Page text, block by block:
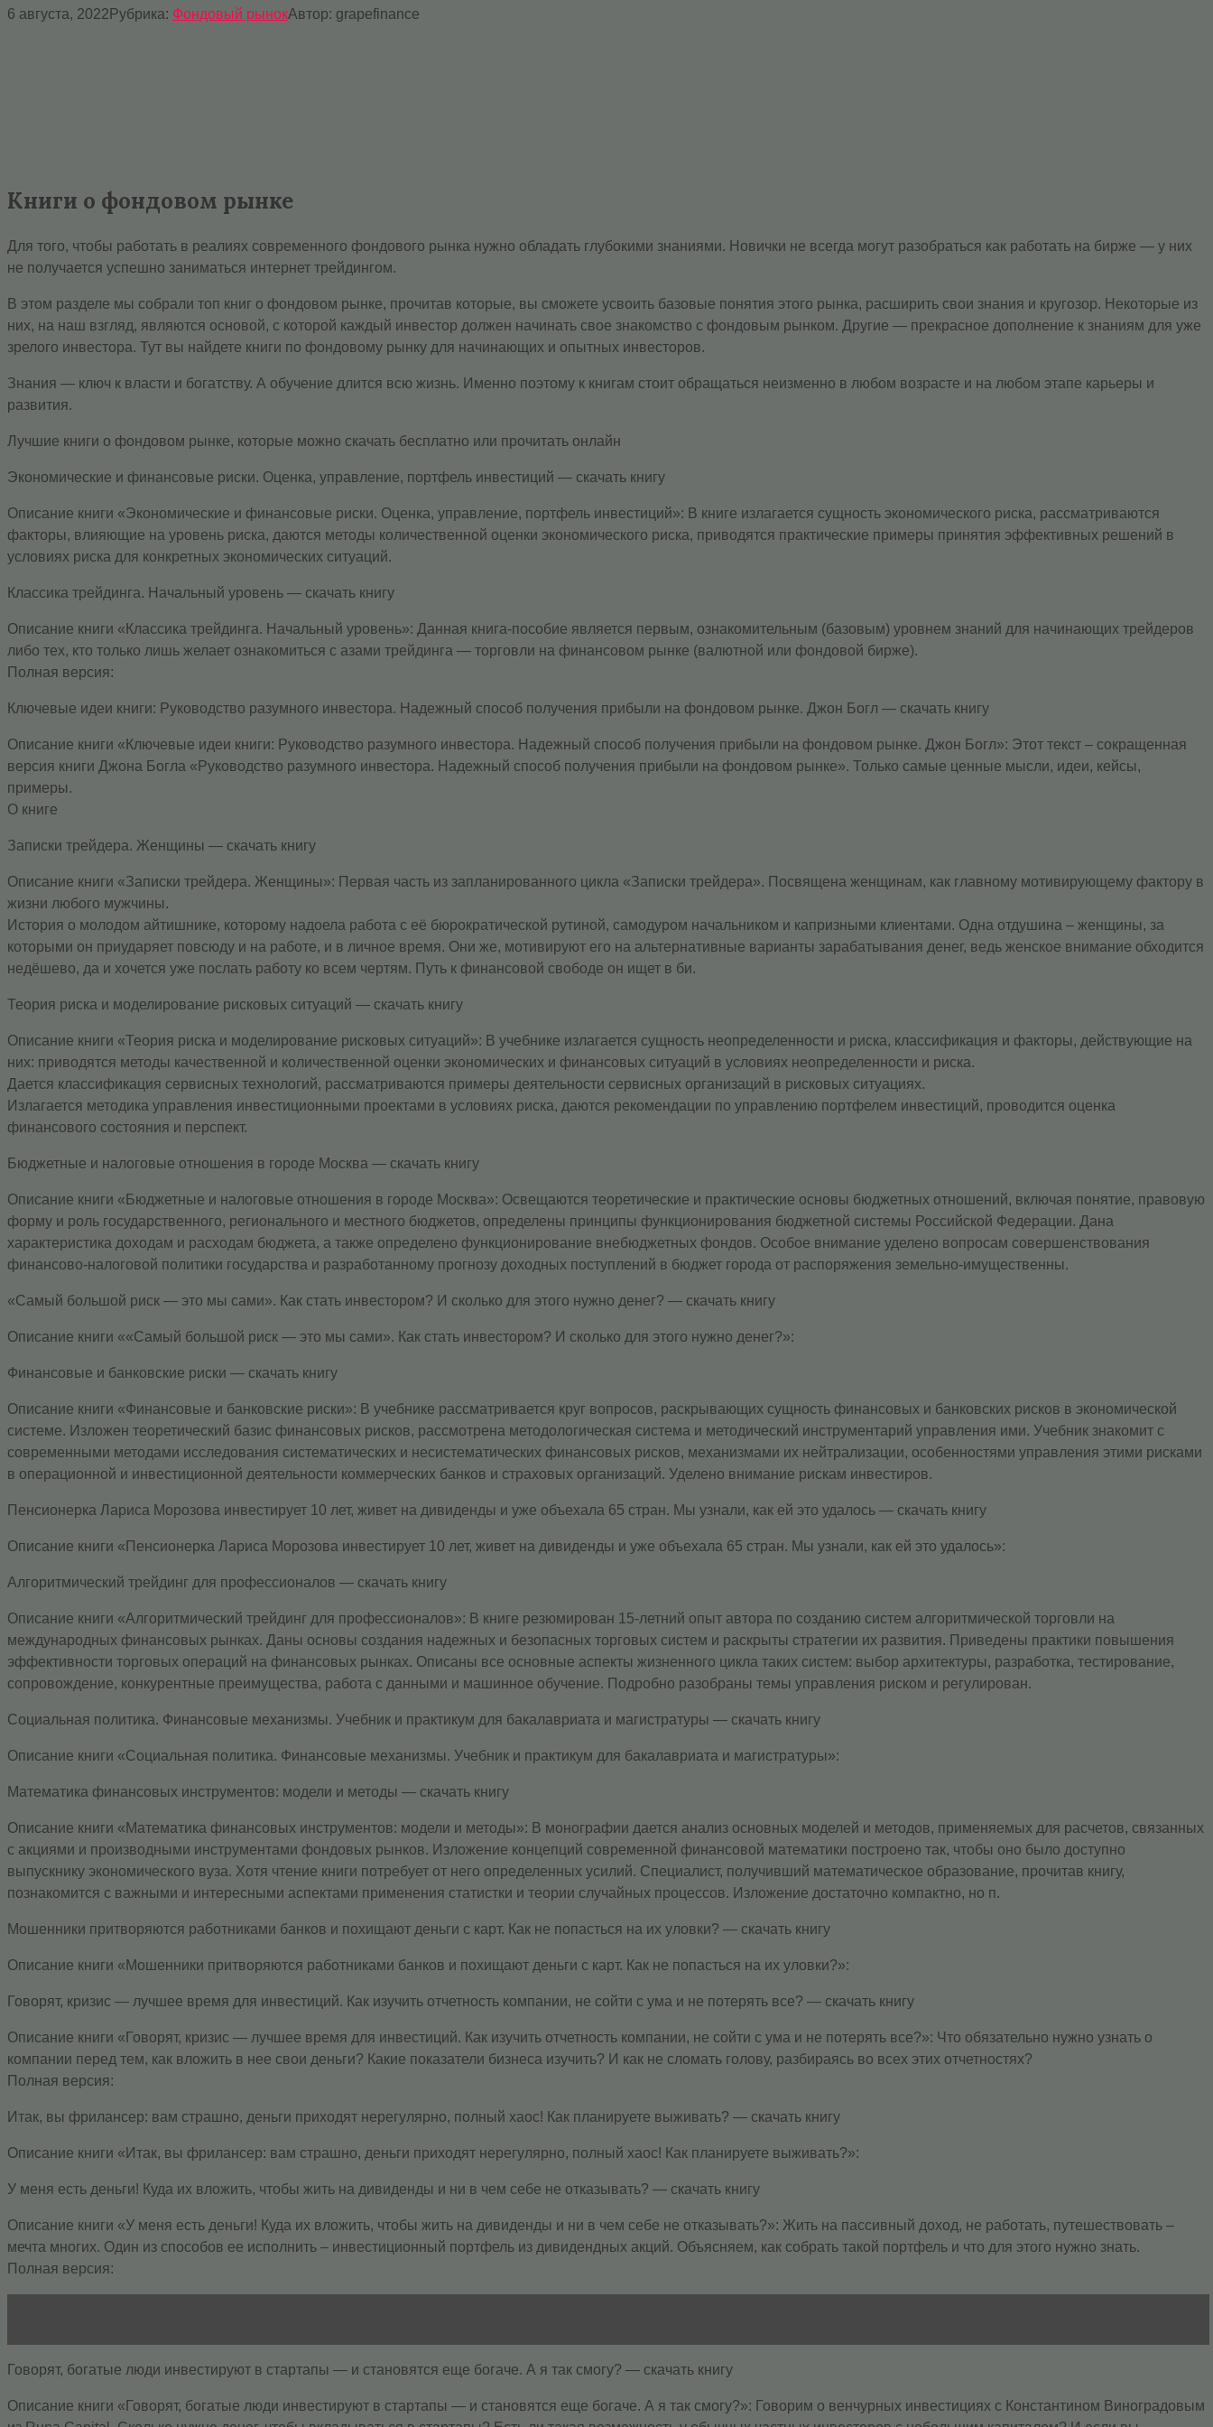
6 августа, 2022 Рубрика: Фондовый рынокАвтор: grapefinance
Книги о фондовом рынке
Для того, чтобы работать в реалиях современного фондового рынка нужно обладать глубокими знаниями. Новички не всегда могут разобраться как работать на бирже — у них
не получается успешно заниматься интернет трейдингом.
В этом разделе мы собрали топ книг о фондовом рынке, прочитав которые, вы сможете усвоить базовые понятия этого рынка, расширить свои знания и кругозор. Некоторые из
них, на наш взгляд, являются основой, с которой каждый инвестор должен начинать свое знакомство с фондовым рынком. Другие — прекрасное дополнение к знаниям для уже
зрелого инвестора. Тут вы найдете книги по фондовому рынку для начинающих и опытных инвесторов.
Знания — ключ к власти и богатству. А обучение длится всю жизнь. Именно поэтому к книгам стоит обращаться неизменно в любом возрасте и на любом этапе карьеры и
развития.
Лучшие книги о фондовом рынке, которые можно скачать бесплатно или прочитать онлайн
Экономические и финансовые риски. Оценка, управление, портфель инвестиций — скачать книгу
Описание книги «Экономические и финансовые риски. Оценка, управление, портфель инвестиций»: В книге излагается сущность экономического риска, рассматриваются
факторы, влияющие на уровень риска, даются методы количественной оценки экономического риска, приводятся практические примеры принятия эффективных решений в
условиях риска для конкретных экономических ситуаций.
Классика трейдинга. Начальный уровень — скачать книгу
Описание книги «Классика трейдинга. Начальный уровень»: Данная книга-пособие является первым, ознакомительным (базовым) уровнем знаний для начинающих трейдеров
либо тех, кто только лишь желает ознакомиться с азами трейдинга — торговли на финансовом рынке (валютной или фондовой бирже).
Полная версия:
Ключевые идеи книги: Руководство разумного инвестора. Надежный способ получения прибыли на фондовом рынке. Джон Богл — скачать книгу
Описание книги «Ключевые идеи книги: Руководство разумного инвестора. Надежный способ получения прибыли на фондовом рынке. Джон Богл»: Этот текст – сокращенная
версия книги Джона Богла «Руководство разумного инвестора. Надежный способ получения прибыли на фондовом рынке». Только самые ценные мысли, идеи, кейсы,
примеры.
О книге
Записки трейдера. Женщины — скачать книгу
Описание книги «Записки трейдера. Женщины»: Первая часть из запланированного цикла «Записки трейдера». Посвящена женщинам, как главному мотивирующему фактору в
жизни любого мужчины.
История о молодом айтишнике, которому надоела работа с её бюрократической рутиной, самодуром начальником и капризными клиентами. Одна отдушина – женщины, за
которыми он приударяет повсюду и на работе, и в личное время. Они же, мотивируют его на альтернативные варианты зарабатывания денег, ведь женское внимание обходится
недёшево, да и хочется уже послать работу ко всем чертям. Путь к финансовой свободе он ищет в би.
Теория риска и моделирование рисковых ситуаций — скачать книгу
Описание книги «Теория риска и моделирование рисковых ситуаций»: В учебнике излагается сущность неопределенности и риска, классификация и факторы, действующие на
них: приводятся методы качественной и количественной оценки экономических и финансовых ситуаций в условиях неопределенности и риска.
Дается классификация сервисных технологий, рассматриваются примеры деятельности сервисных организаций в рисковых ситуациях.
Излагается методика управления инвестиционными проектами в условиях риска, даются рекомендации по управлению портфелем инвестиций, проводится оценка
финансового состояния и перспект.
Бюджетные и налоговые отношения в городе Москва — скачать книгу
Описание книги «Бюджетные и налоговые отношения в городе Москва»: Освещаются теоретические и практические основы бюджетных отношений, включая понятие, правовую
форму и роль государственного, регионального и местного бюджетов, определены принципы функционирования бюджетной системы Российской Федерации. Дана
характеристика доходам и расходам бюджета, а также определено функционирование внебюджетных фондов. Особое внимание уделено вопросам совершенствования
финансово-налоговой политики государства и разработанному прогнозу доходных поступлений в бюджет города от распоряжения земельно-имущественны.
«Самый большой риск — это мы сами». Как стать инвестором? И сколько для этого нужно денег? — скачать книгу
Описание книги ««Самый большой риск — это мы сами». Как стать инвестором? И сколько для этого нужно денег?»:
Финансовые и банковские риски — скачать книгу
Описание книги «Финансовые и банковские риски»: В учебнике рассматривается круг вопросов, раскрывающих сущность финансовых и банковских рисков в экономической
системе. Изложен теоретический базис финансовых рисков, рассмотрена методологическая система и методический инструментарий управления ими. Учебник знакомит с
современными методами исследования систематических и несистематических финансовых рисков, механизмами их нейтрализации, особенностями управления этими рисками
в операционной и инвестиционной деятельности коммерческих банков и страховых организаций. Уделено внимание рискам инвестиров.
Пенсионерка Лариса Морозова инвестирует 10 лет, живет на дивиденды и уже объехала 65 стран. Мы узнали, как ей это удалось — скачать книгу
Описание книги «Пенсионерка Лариса Морозова инвестирует 10 лет, живет на дивиденды и уже объехала 65 стран. Мы узнали, как ей это удалось»:
Алгоритмический трейдинг для профессионалов — скачать книгу
Описание книги «Алгоритмический трейдинг для профессионалов»: В книге резюмирован 15-летний опыт автора по созданию систем алгоритмической торговли на
международных финансовых рынках. Даны основы создания надежных и безопасных торговых систем и раскрыты стратегии их развития. Приведены практики повышения
эффективности торговых операций на финансовых рынках. Описаны все основные аспекты жизненного цикла таких систем: выбор архитектуры, разработка, тестирование,
сопровождение, конкурентные преимущества, работа с данными и машинное обучение. Подробно разобраны темы управления риском и регулирован.
Социальная политика. Финансовые механизмы. Учебник и практикум для бакалавриата и магистратуры — скачать книгу
Описание книги «Социальная политика. Финансовые механизмы. Учебник и практикум для бакалавриата и магистратуры»:
Математика финансовых инструментов: модели и методы — скачать книгу
Описание книги «Математика финансовых инструментов: модели и методы»: В монографии дается анализ основных моделей и методов, применяемых для расчетов, связанных
с акциями и производными инструментами фондовых рынков. Изложение концепций современной финансовой математики построено так, чтобы оно было доступно
выпускнику экономического вуза. Хотя чтение книги потребует от него определенных усилий. Специалист, получивший математическое образование, прочитав книгу,
познакомится с важными и интересными аспектами применения статистки и теории случайных процессов. Изложение достаточно компактно, но п.
Мошенники притворяются работниками банков и похищают деньги с карт. Как не попасться на их уловки? — скачать книгу
Описание книги «Мошенники притворяются работниками банков и похищают деньги с карт. Как не попасться на их уловки?»:
Говорят, кризис — лучшее время для инвестиций. Как изучить отчетность компании, не сойти с ума и не потерять все? — скачать книгу
Описание книги «Говорят, кризис — лучшее время для инвестиций. Как изучить отчетность компании, не сойти с ума и не потерять все?»: Что обязательно нужно узнать о
компании перед тем, как вложить в нее свои деньги? Какие показатели бизнеса изучить? И как не сломать голову, разбираясь во всех этих отчетностях?
Полная версия:
Итак, вы фрилансер: вам страшно, деньги приходят нерегулярно, полный хаос! Как планируете выживать? — скачать книгу
Описание книги «Итак, вы фрилансер: вам страшно, деньги приходят нерегулярно, полный хаос! Как планируете выживать?»:
У меня есть деньги! Куда их вложить, чтобы жить на дивиденды и ни в чем себе не отказывать? — скачать книгу
Описание книги «У меня есть деньги! Куда их вложить, чтобы жить на дивиденды и ни в чем себе не отказывать?»: Жить на пассивный доход, не работать, путешествовать –
мечта многих. Один из способов ее исполнить – инвестиционный портфель из дивидендных акций. Объясняем, как собрать такой портфель и что для этого нужно знать.
Полная версия:
Говорят, богатые люди инвестируют в стартапы — и становятся еще богаче. А я так смогу? — скачать книгу
Описание книги «Говорят, богатые люди инвестируют в стартапы — и становятся еще богаче. А я так смогу?»: Говорим о венчурных инвестициях с Константином Виноградовым